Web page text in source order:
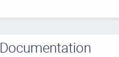
Documentation